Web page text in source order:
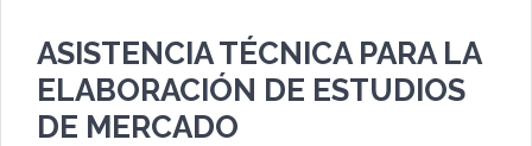
ASISTENCIA TÉCNICA PARA LA
ELABORACIÓN DE ESTUDIOS
DE MERCADO